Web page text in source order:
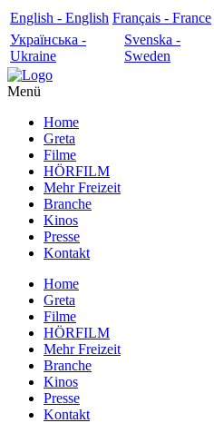
English - English Français - France
Українська -
Ukraine
Svenska -
Sweden
Menü
Home
Greta
Filme
HÖRFILM
Mehr Freizeit
Branche
Kinos
Presse
Kontakt
Home
Greta
Filme
HÖRFILM
Mehr Freizeit
Branche
Kinos
Presse
Kontakt